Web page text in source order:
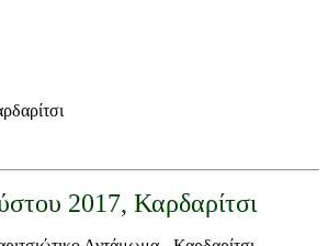
2017, Καρδαρίτσι